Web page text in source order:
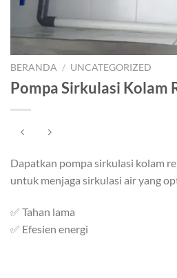
BERANDA / UNCATEGORIZED
Pompa Sirkulasi Kolam
Dapatkan pompa sirkulasi kolam
untuk menjaga sirkulasi air yang
✅ Tahan lama
✅ Efesien energi